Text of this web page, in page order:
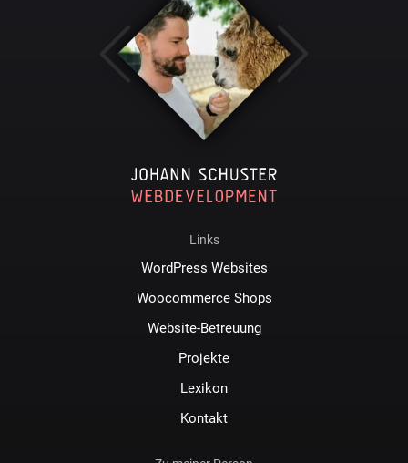
Links
WordPress Websites
Woocommerce Shops
Website-Betreuung
Projekte
Lexikon
Kontakt